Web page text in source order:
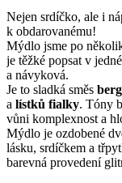
Nejen srdíčko, ale i
k obdarovanému!
Mýdlo jsme po
je těžké popsat v
a návyková.
Je to sladká směs
a lístků fialky. Tóny
vůni komplexnost a
Mýdlo je ozdobené
lásku, srdíčkem a
barevná provedení